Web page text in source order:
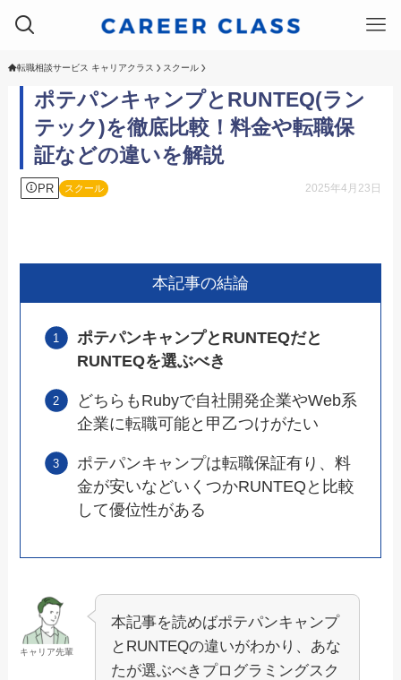
転職相談サービス キャリアクラス スクール
ポテパンキャンプとRUNTEQ(ラン
テック)を徹底比較！料金や転職保
証などの違いを解説
PR スクール 2025年4月23日
本記事の結論
ポテパンキャンプとRUNTEQだと
RUNTEQを選ぶべき
どちらもRubyで自社開発企業やWeb系
企業に転職可能と甲乙つけがたい
ポテパンキャンプは転職保証有り、料
金が安いなどいくつかRUNTEQと比較
して優位性がある
キャリア先輩
本記事を読めばポテパンキャンプ
とRUNTEQの違いがわかり、あな
たが選ぶべきプログラミングスク